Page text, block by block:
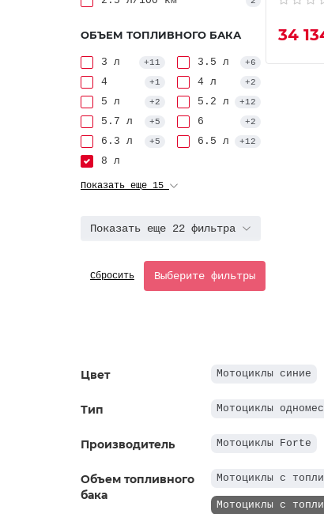
ОБЪЕМ ТОПЛИВНОГО БАКА
3 л +11 3.5 л +6
4 +1 4 л +2
5 л +2 5.2 л +12
5.7 л +5 6 +2
6.3 л +5 6.5 л +12
8 л
Показать еще 15
Показать еще 22 фильтра
Сбросить Выберите фильтры
34
Цвет Мотоциклы синие
Тип Мотоциклы
Производитель Мотоциклы Forte
Объем топливного
бака
Мотоциклы с
Мотоциклы с